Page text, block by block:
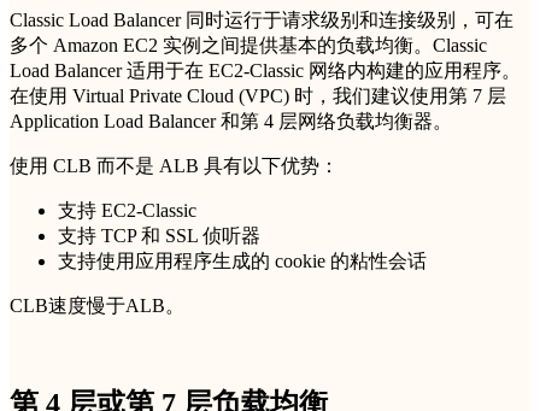
Classic Load Balancer 同时运行于请求级别和连接级别，可在
多个 Amazon EC2 实例之间提供基本的负载均衡。Classic
Load Balancer 适用于在 EC2-Classic 网络内构建的应用程序。
在使用 Virtual Private Cloud (VPC) 时，我们建议使用第 7 层
Application Load Balancer 和第 4 层网络负载均衡器。
使用 CLB 而不是 ALB 具有以下优势：
支持 EC2-Classic
支持 TCP 和 SSL 侦听器
支持使用应用程序生成的 cookie 的粘性会话
CLB速度慢于ALB。
第 4 层或第 7 层负载均衡